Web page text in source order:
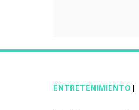
ENTRETENIMIENTO